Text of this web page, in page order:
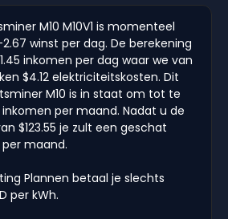
M10 M10V1 is momenteel
winst per dag. De berekening
inkomen per dag waar we van
$4.12 elektriciteitskosten. Dit
M10 is in staat om tot te
per maand. Nadat u de
$123.55 je zult een geschat
maand.
Plannen betaal je slechts
per kWh.